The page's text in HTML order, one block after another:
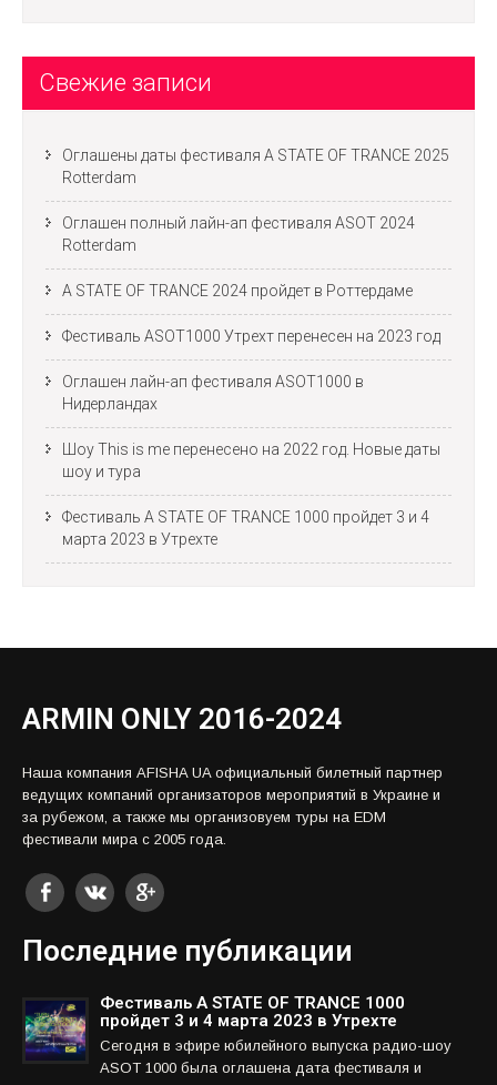
Свежие записи
Оглашены даты фестиваля A STATE OF TRANCE 2025
Rotterdam
Оглашен полный лайн-ап фестиваля ASOT 2024
Rotterdam
A STATE OF TRANCE 2024 пройдет в Роттердаме
Фестиваль ASOT1000 Утрехт перенесен на 2023 год
Оглашен лайн-ап фестиваля ASOT1000 в
Нидерландах
Шоу This is me перенесено на 2022 год. Новые даты
шоу и тура
Фестиваль A STATE OF TRANCE 1000 пройдет 3 и 4
марта 2023 в Утрехте
ARMIN ONLY 2016-2024
Наша компания AFISHA UA официальный билетный партнер
ведущих компаний организаторов мероприятий в Украине и
за рубежом, а также мы организовуем туры на EDM
фестивали мира с 2005 года.
Последние публикации
Фестиваль A STATE OF TRANCE 1000
пройдет 3 и 4 марта 2023 в Утрехте
Сегодня в эфире юбилейного выпуска радио-шоу
ASOT 1000 была оглашена дата фестиваля и